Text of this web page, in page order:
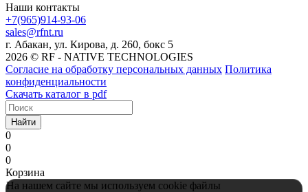
Наши контакты
+7(965)914-93-06
sales@rfnt.ru
г. Абакан, ул. Кирова, д. 260, бокс 5
2026 © RF - NATIVE TECHNOLOGIES
Согласие на обработку персональных данных Политика
конфиденциальности
Скачать каталог в pdf
Найти
0
0
0
Корзина
На нашем сайте мы используем cookie файлы